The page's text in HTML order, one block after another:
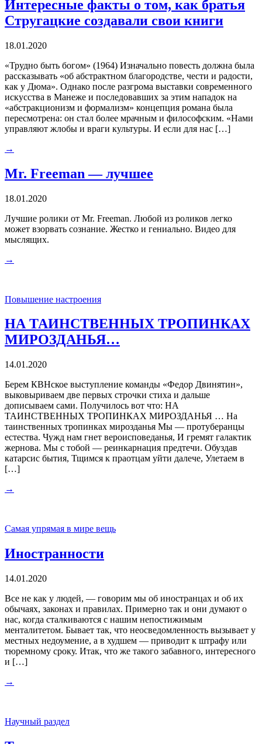
Интересные факты о том, как братья
Стругацкие создавали свои книги
18.01.2020
«Трудно быть богом» (1964) Изначально повесть должна была
рассказывать «об абстрактном благородстве, чести и радости,
как у Дюма». Однако после разгрома выставки современного
искусства в Манеже и последовавших за этим нападок на
«абстракционизм и формализм» концепция романа была
пересмотрена: он стал более мрачным и философским. «Нами
управляют жлобы и враги культуры. И если для нас […]
→
Mr. Freeman — лучшее
18.01.2020
Лучшие ролики от Mr. Freeman. Любой из роликов легко
может взорвать сознание. Жестко и гениально. Видео для
мыслящих.
→
Повышение настроения
НА ТАИНСТВЕННЫХ ТРОПИНКАХ
МИРОЗДАНЬЯ…
14.01.2020
Берем КВНское выступление команды «Федор Двинятин»,
выковыриваем две первых строчки стиха и дальше
дописываем сами. Получилось вот что: НА
ТАИНСТВЕННЫХ ТРОПИНКАХ МИРОЗДАНЬЯ … На
таинственных тропинках мирозданья Мы — протуберанцы
естества. Чужд нам гнет вероисповеданья, И гремят галактик
жернова. Мы с тобой — реинкарнация предтечи. Обуздав
катарсис бытия, Тщимся к праотцам уйти далече, Улетаем в
[…]
→
Самая упрямая в мире вещь
Иностранности
14.01.2020
Все не как у людей, — говорим мы об иностранцах и об их
обычаях, законах и правилах. Примерно так и они думают о
нас, когда сталкиваются с нашим непостижимым
менталитетом. Бывает так, что неосведомленность вызывает у
местных недоумение, а в худшем — приводит к штрафу или
тюремному сроку. Итак, что же такого забавного, интересного
и […]
→
Научный раздел